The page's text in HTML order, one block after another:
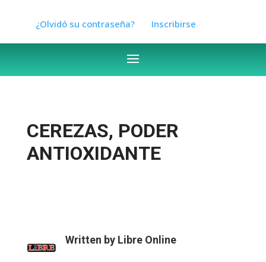
¿Olvidó su contraseña? Inscribirse
CEREZAS, PODER
ANTIOXIDANTE
Written by Libre Online